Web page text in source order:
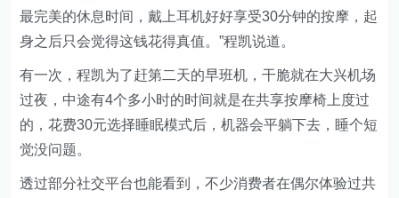
最完美的休息时间，戴上耳机好好享受30分钟的按摩，起
身之后只会觉得这钱花得真值。”程凯说道。
有一次，程凯为了赶第二天的早班机，干脆就在大兴机场
过夜，中途有4个多小时的时间就是在共享按摩椅上度过
的，花费30元选择睡眠模式后，机器会平躺下去，睡个短
觉没问题。
透过部分社交平台也能看到，不少消费者在偶尔体验过共